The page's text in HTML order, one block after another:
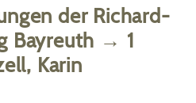
der Richard-
Bayreuth → 1
Karin